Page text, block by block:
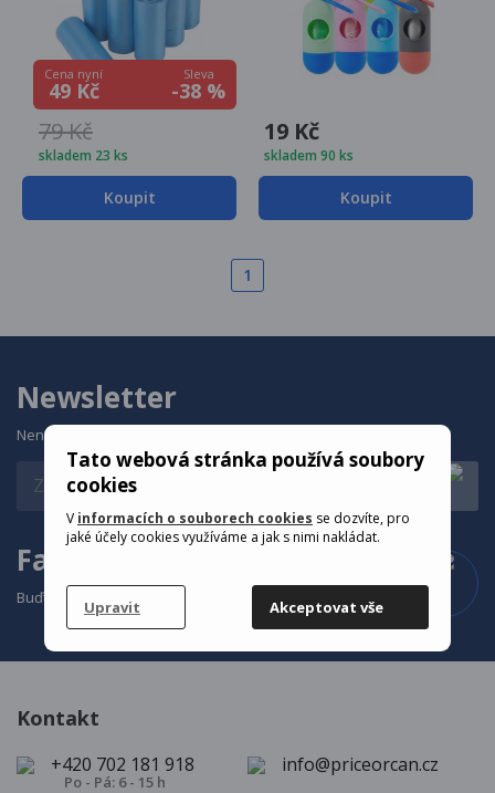
Tato webová stránka používá soubory
cookies
V informacích o souborech cookies se dozvíte, pro
jaké účely cookies využíváme a jak s nimi nakládat.
Upravit Akceptovat vše
Cena nyní
49 Kč
Sleva
-38 %
79 Kč
skladem 23 ks
Koupit
19 Kč
skladem 90 ks
Koupit
1
Newsletter
Nenechte si ujít naše akce a novinky
Facebook
Buďte v obraze, co se u nás děje
Kontakt
+420 702 181 918
Po - Pá: 6 - 15 h
info@priceorcan.cz